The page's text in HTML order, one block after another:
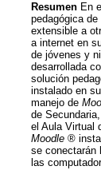
Resumen En
pedagógica
extensible a
a internet en
de jóvenes y
desarrollada
solución
instalado en
manejo de
de
el Aula Virtual
Moodle ®
se conectarán
las